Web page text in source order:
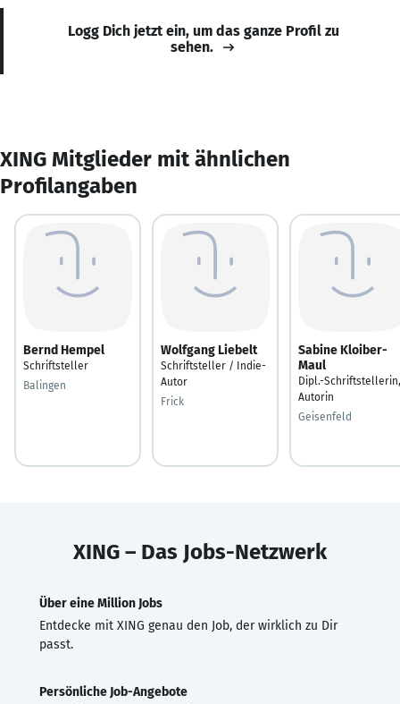
Logg Dich jetzt ein, um das ganze Profil zu
sehen.
XING Mitglieder mit ähnlichen
Profilangaben
Bernd Hempel
Schriftsteller
Balingen
Wolfgang Liebelt
Schriftsteller / Indie-
Autor
Frick
Sabine Kloiber-
Maul
Dipl.-Schriftstellerin,
Autorin
Geisenfeld
XING – Das Jobs-Netzwerk
Über eine Million Jobs
Entdecke mit XING genau den Job, der wirklich zu Dir
passt.
Persönliche Job-Angebote